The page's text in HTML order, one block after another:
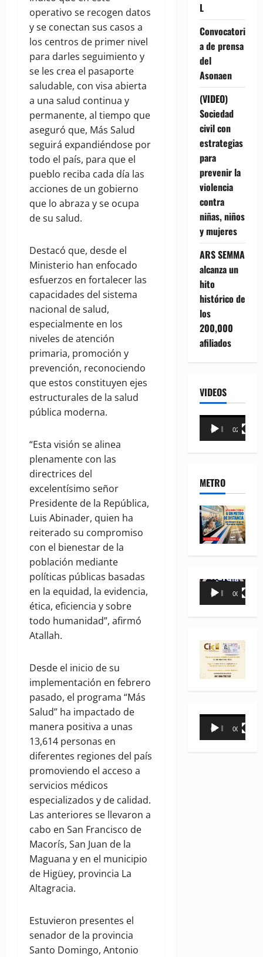
operativo se recogen datos
y se conectan sus casos a
los centros de primer nivel
para darles seguimiento y
se les crea el pasaporte
saludable, con visa abierta
a una salud continua y
permanente, al tiempo que
aseguró que, Más Salud
seguirá expandiéndose por
todo el país, para que el
pueblo reciba cada día las
acciones de un gobierno
que lo abraza y se ocupa
de su salud.
Destacó que, desde el
Ministerio han enfocado
esfuerzos en fortalecer las
capacidades del sistema
nacional de salud,
especialmente en los
niveles de atención
primaria, promoción y
prevención, reconociendo
que estos constituyen ejes
estructurales de la salud
pública moderna.
“Esta visión se alinea
plenamente con las
directrices del
excelentísimo señor
Presidente de la República,
Luis Abinader, quien ha
reiterado su compromiso
con el bienestar de la
población mediante
políticas públicas basadas
en la equidad, la evidencia,
ética, eficiencia y sobre
todo humanidad”, afirmó
Atallah.
Desde el inicio de su
implementación en febrero
pasado, el programa “Más
Salud” ha impactado de
manera positiva a unas
13,614 personas en
diferentes regiones del país
promoviendo el acceso a
servicios médicos
especializados y de calidad.
Las anteriores se llevaron a
cabo en San Francisco de
Macorís, San Juan de la
Maguana y en el municipio
de Higüey, provincia La
Altagracia.
Estuvieron presentes el
senador de la provincia
Santo Domingo, Antonio
L
Convocatori
a de prensa
del
Asonaen
(VIDEO)
Sociedad
civil con
estrategias
para
prevenir la
violencia
contra
niñas, niños
y mujeres
ARS SEMMA
alcanza un
hito
histórico de
los
200,000
afiliados
VIDEOS
Reproductor
00:00 02:18
METRO
Reproductor
00:00 00:35
Reproductor
00:00 00:31